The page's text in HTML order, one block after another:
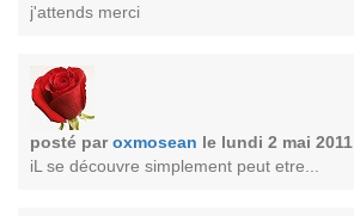
j'attends merci
posté paroxmosean le lundi 2 mai 2011
iL se découvre simplement peut etre...